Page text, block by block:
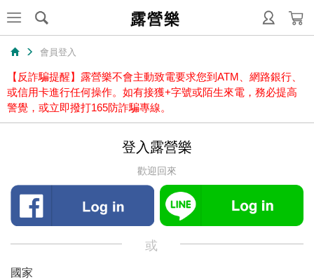
露營樂
會員登入
【反詐騙提醒】露營樂不會主動致電要求您到ATM、網路銀行、
或信用卡進行任何操作。如有接獲+字號或陌生來電，務必提高
警覺，或立即撥打165防詐騙專線。
登入露營樂
歡迎回來
或
國家